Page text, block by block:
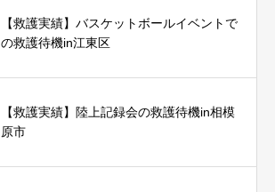
【救護実績】バスケットボールイベントで
の救護待機in江東区
【救護実績】陸上記録会の救護待機in相模
原市